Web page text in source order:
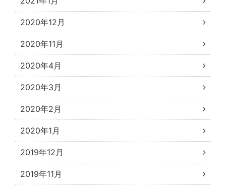
2020年12月
2020年11月
2020年4月
2020年3月
2020年2月
2020年1月
2019年12月
2019年11月